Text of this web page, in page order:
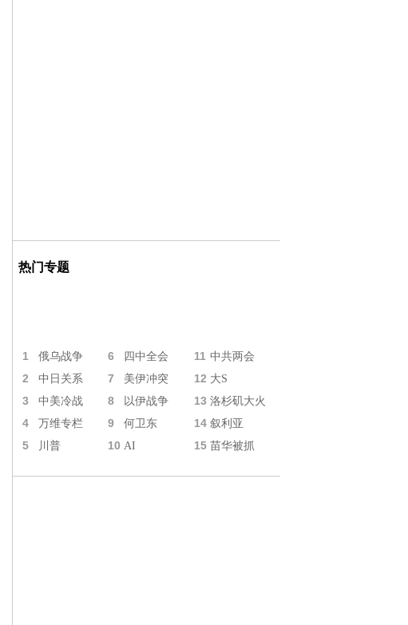
热门专题
1 俄乌战争 6 四中全会 11 中共两会
2 中日关系 7 美伊冲突 12 大S
3 中美冷战 8 以伊战争 13 洛杉矶大火
4 万维专栏 9 何卫东 14 叙利亚
5 川普 10 AI 15 苗华被抓